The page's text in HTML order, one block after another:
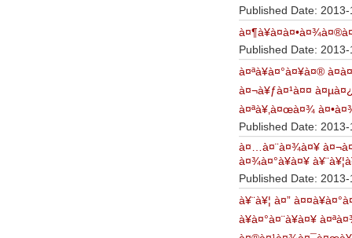
Published Date: 2013-
Published Date: 2013-
à¤ªà¥à¤°à¤¥à¤®
à¤¬à¥ƒà¤¹à¤¤
à¤ªà¥‚à¤œà¤¾
Published Date: 2013-
à¤…à¤¨à¤¾à¤¥
à¤¾à¤°à¥à¤¥
Published Date:
à¥¨à¥¦ à¤”
à¥à¤°à¤¨à¥à¤¥